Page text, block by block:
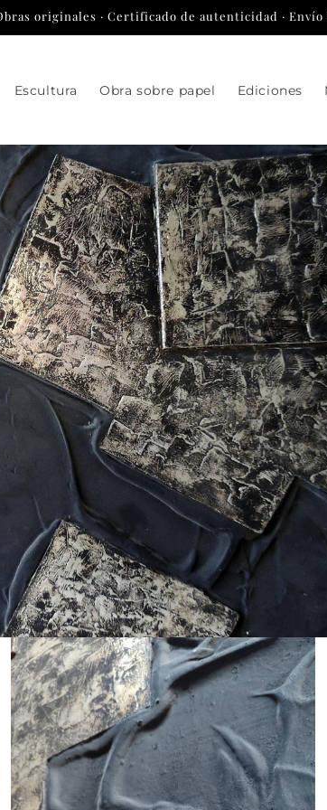
originales · Certificado de autenticidad ·
Escultura Obra sobre papel Ediciones